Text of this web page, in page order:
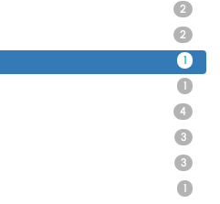
2
2
1
1
4
3
3
1